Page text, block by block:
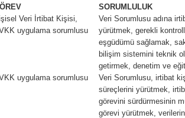
SORUMLULUK
Veri İrtibat Kişisi,
uygulama sorumlusu
Veri Sorumlusu adına
yürütmek, gerekli
eşgüdümü sağlamak,
bilişim sistemini teknik
getirmek, denetim ve
uygulama sorumlusu
Veri Sorumlusu, irtibat
süreçlerini yürütmek,
görevini sürdürmesinin
görevi yürütmek,